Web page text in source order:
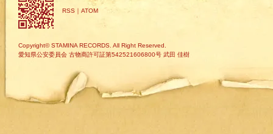
RSS ｜ ATOM
Copyright© STAMINA RECORDS. All Right Reserved.
愛知県公安委員会 古物商許可証第542521606800号 武田 佳樹